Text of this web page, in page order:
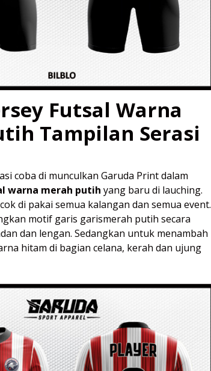
Futsal Warna
Tampilan Serasi
coba di munculkan Garuda Print dalam
warna merah putih yang baru di lauching.
di pakai semua kalangan dan semua event.
motif garis garismerah putih secara
dan lengan. Sedangkan untuk menambah
hitam di bagian celana, kerah dan ujung